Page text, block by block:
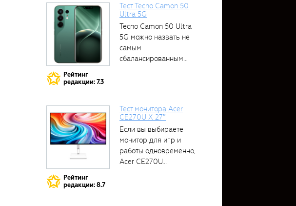
Рейтинг
редакции: 7.3
Тест Tecno Camon 50
Ultra 5G
Tecno Camon 50 Ultra
5G можно назвать не
самым
сбалансированным
Рейтинг
редакции: 8.7
Тест монитора Acer
CE270U X 27″
Если вы выбираете
монитор для игр и
работы одновременно,
Acer CE270U...